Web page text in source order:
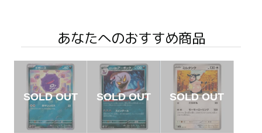
あなたへのおすすめ商品